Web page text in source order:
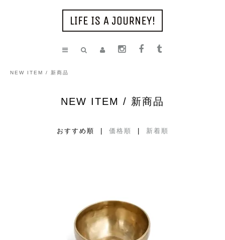
NEW ITEM / 新商品
NEW ITEM / 新商品
おすすめ順 | 価格順 新着順